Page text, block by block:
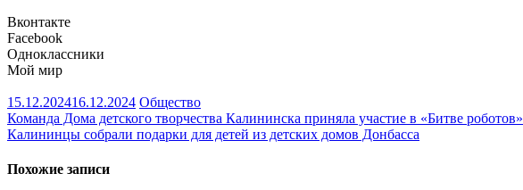
Вконтакте
Facebook
Одноклассники
Мой мир
15.12.202416.12.2024 Общество
Навигация
по
записям
Команда Дома детского творчества Калининска приняла участие в «Битве роботов»
Калининцы собрали подарки для детей из детских домов Донбасса
Похожие записи